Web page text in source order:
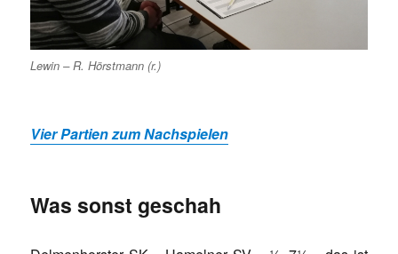
Lewin – R. Hörstmann (r.)
Vier Partien zum Nachspielen
Was sonst geschah